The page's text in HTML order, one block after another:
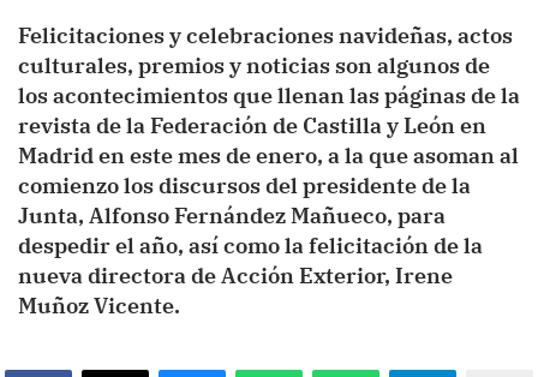
Felicitaciones y celebraciones navideñas, actos
culturales, premios y noticias son algunos de
los acontecimientos que llenan las páginas de la
revista de la Federación de Castilla y León en
Madrid en este mes de enero, a la que asoman al
comienzo los discursos del presidente de la
Junta, Alfonso Fernández Mañueco, para
despedir el año, así como la felicitación de la
nueva directora de Acción Exterior, Irene
Muñoz Vicente.